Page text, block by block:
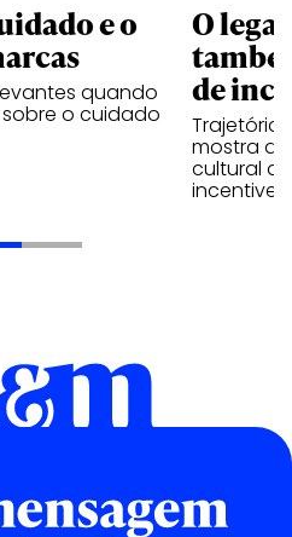
e o
quando
o cuidado
O
de
Trajetória
mostra
cultural
incentive